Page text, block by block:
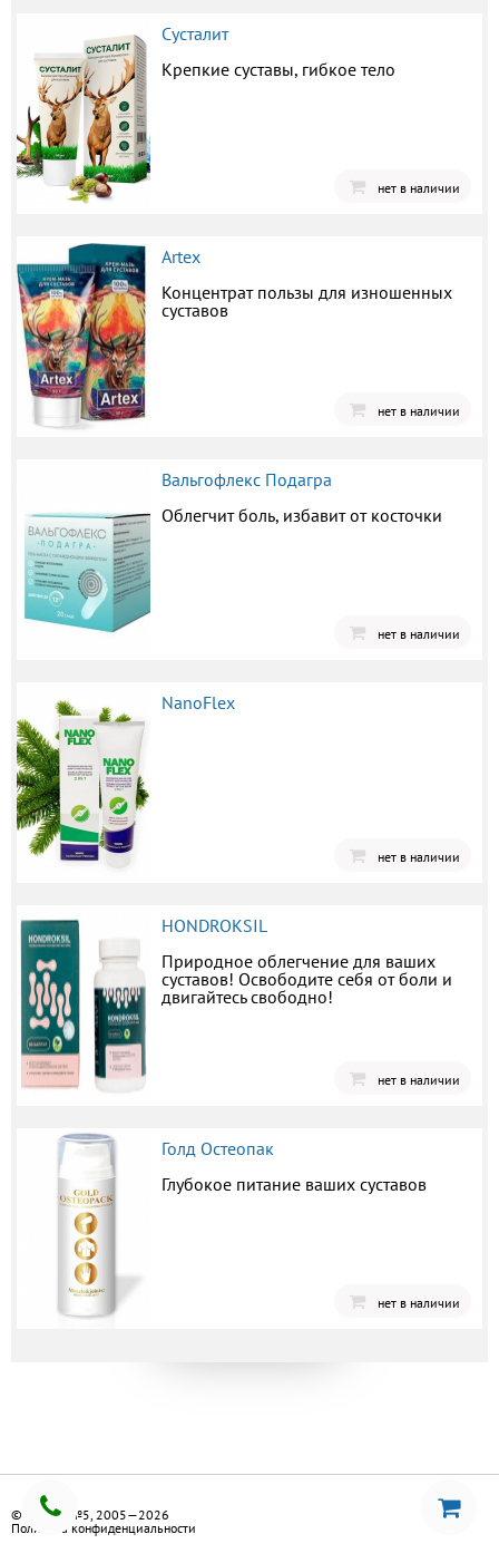
Сусталит
Крепкие суставы, гибкое тело
нет в наличии
Artex
Концентрат пользы для изношенных
суставов
нет в наличии
Вальгофлекс Подагра
Облегчит боль, избавит от косточки
нет в наличии
NanoFlex
нет в наличии
HONDROKSIL
Природное облегчение для ваших
суставов! Освободите себя от боли и
двигайтесь свободно!
нет в наличии
Голд Остеопак
Глубокое питание ваших суставов
нет в наличии
© Аптека №5, 2005—2026
Политика конфиденциальности